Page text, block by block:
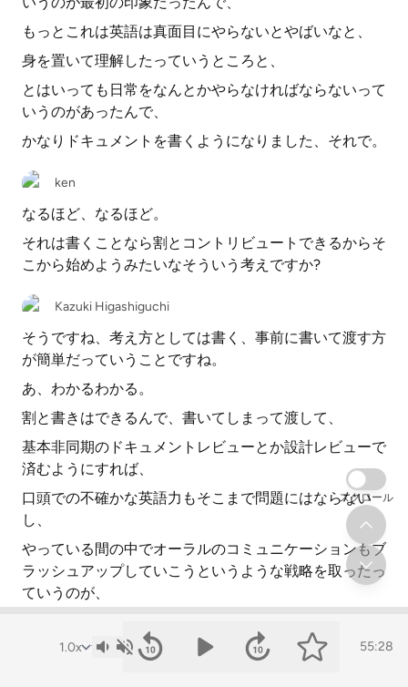
もっとこれは英語は真面目にやらないとやばいなと、
身を置いて理解したっていうところと、
とはいっても日常をなんとかやらなければならないって
いうのがあったんで、
かなりドキュメントを書くようになりました、それで。
ken
なるほど、なるほど。
それは書くことなら割とコントリビュートできるからそ
こから始めようみたいなそういう考えですか?
Kazuki Higashiguchi
そうですね、考え方としては書く、事前に書いて渡す方
が簡単だっていうことですね。
あ、わかるわかる。
割と書きはできるんで、書いてしまって渡して、
基本非同期のドキュメントレビューとか設計レビューで
済むようにすれば、
口頭での不確かな英語力もそこまで問題にはならない
し、
やっている間の中でオーラルのコミュニケーションもブ
ラッシュアップしていこうというような戦略を取ったっ
ていうのが、
の違いかなというふうに思います。
55:28
スクロール